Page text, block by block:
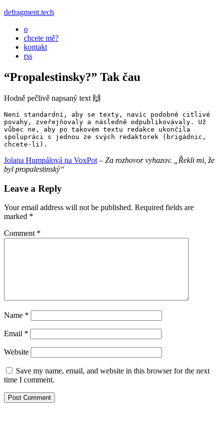
defragment.tech
o
chcete mě?
kontakt
rss
“Propalestinsky?” Tak čau
Hodně pečlivě napsaný text 🙌
Není standardní, aby se texty, navíc podobně citlivé
povahy, zveřejňovaly a následně odpublikovávaly. Už
vůbec ne, aby po takovém textu redakce ukončila
spolupráci s jednou ze svých redaktorek (brigádnic,
chcete-li).
Jolana Humpálová na VoxPot – Za rozhovor vyhazov. „Řekli mi, že
byl propalestinský“
Leave a Reply
Your email address will not be published. Required fields are
marked *
Comment *
Name *
Email *
Website
Save my name, email, and website in this browser for the next
time I comment.